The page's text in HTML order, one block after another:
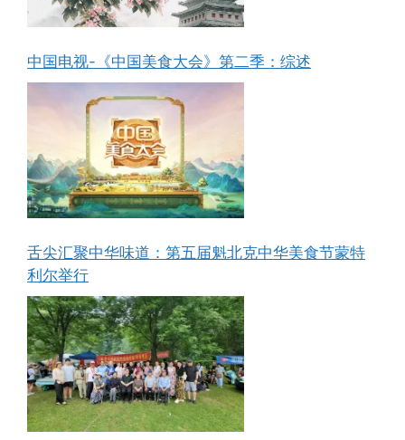
中国电视-《中国美食大会》第二季：综述
舌尖汇聚中华味道：第五届魁北克中华美食节蒙特
利尔举行